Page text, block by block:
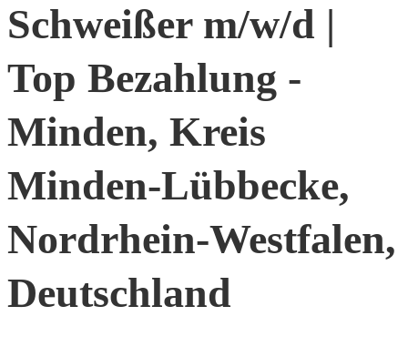
Schweißer m/w/d |
Top Bezahlung -
Minden, Kreis
Minden-Lübbecke,
Nordrhein-Westfalen,
Deutschland